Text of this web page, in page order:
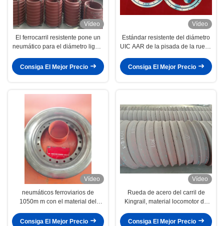
Vídeo
El ferrocarril resistente pone un
neumático para el diámetro ligero
Consiga El Mejor Precio
Vídeo
Estándar resistente del diámetro
UIC AAR de la pisada de la rueda
Consiga El Mejor Precio
Vídeo
neumáticos ferroviarios de
1050m m con el material del
Consiga El Mejor Precio
Vídeo
Rueda de acero del carril de
Kingrail, material locomotor de
Consiga El Mejor Precio